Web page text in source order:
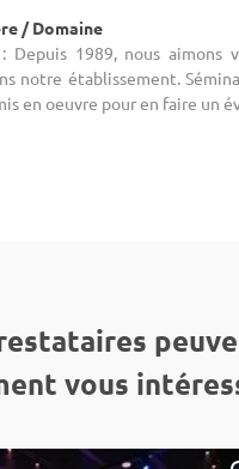
/ Domaine
Depuis 1989, nous aimons
notre établissement.
en oeuvre pour en faire un
vous